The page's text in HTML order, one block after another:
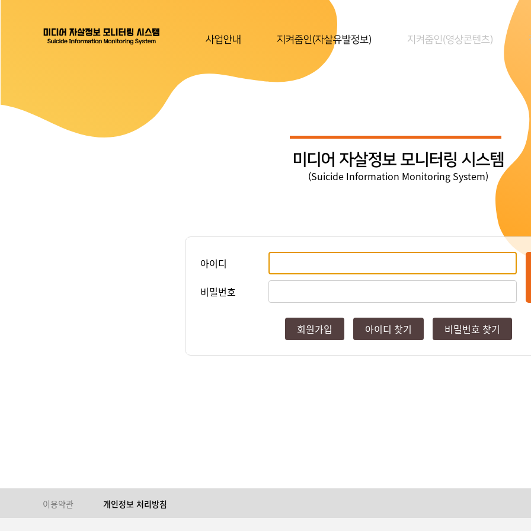
사업안내 지켜줌인(자살유발정보) 지켜줌인(영상콘텐츠)
미디어 자살정보 모니터링 시스템
(Suicide Information Monitoring System)
아이디
비밀번호
회원가입 아이디 찾기 비밀번호 찾기
이용약관 개인정보 처리방침